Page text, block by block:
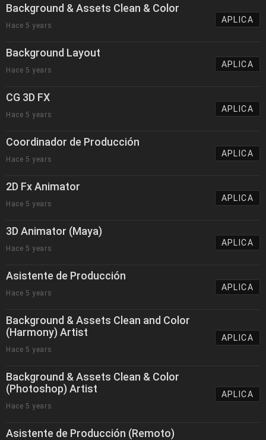
Background & Assets Clean & Color
Hace 5 years
APLICA
Background Layout
Hace 5 years
APLICA
CG 3D FX
Hace 5 years
APLICA
Coordinador de Producción
Hace 5 years
APLICA
2D Fx Animator
Hace 5 years
APLICA
3D Animator (Maya)
Hace 5 years
APLICA
Asistente de Producción
Hace 5 years
APLICA
Background & Assets Clean and Color
(Harmony) Artist
Hace 5 years
APLICA
Background & Assets Clean & Color
(Photoshop) Artist
Hace 5 years
APLICA
Asistente de Producción (Remoto)